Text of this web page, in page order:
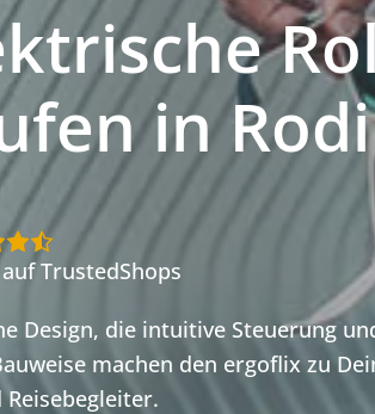
in
TrustedShops
Design, die intuitive Steuerung
machen den ergoflix zu